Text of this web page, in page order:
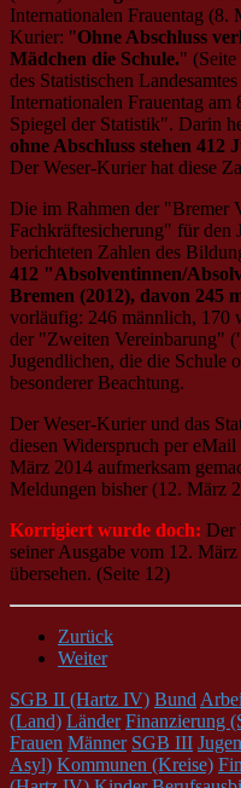
Internationalen Frauentag (8.
Kurier: "Ohne Abschluss
Mädchen die Schule." (Seite
des Statistischen
Internationalen Frauentag
Spiegel der Statistik". Darin
ohne Abschluss stehen 412
Der Weser-Kurier hat diese
Die im Rahmen der "Bremer
Fachkräftesicherung" für den
berichteten Zahlen des
412 "Absolventinnen/
Bremen (2012), davon 245
vorläufig: 246 männlich, 170
der "Zweiten Vereinbarung"
Jugendlichen, die die Schule
besonderer Beachtung.
Der Weser-Kurier und das
diesen Widerspruch per
März 2014 aufmerksam
Meldungen bisher (12. März
Korrigiert wurde doch: Der
seiner Ausgabe vom 12.
übersehen. (Seite 12)
Zurück
Weiter
SGB II (Hartz IV) Bund
(Land) Länder Finanzierung
Frauen Männer SGB III
Asyl) Kommunen (Kreise)